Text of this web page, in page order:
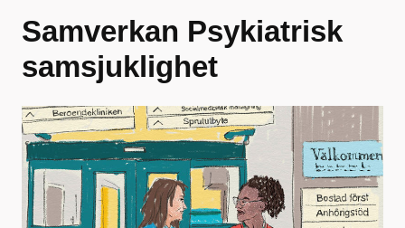
Samverkan Psykiatrisk
samsjuklighet